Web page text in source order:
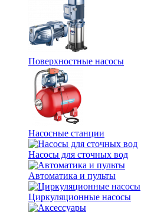
Поверхностные насосы
Насосные станции
Насосы для сточных вод
Автоматика и пульты
Циркуляционные насосы